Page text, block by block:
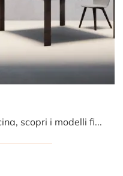
Se vuoi tavoli moderni da cucina, scopri i modelli fissi di Pizzolato: clicca e scopri il modello Line in legno.